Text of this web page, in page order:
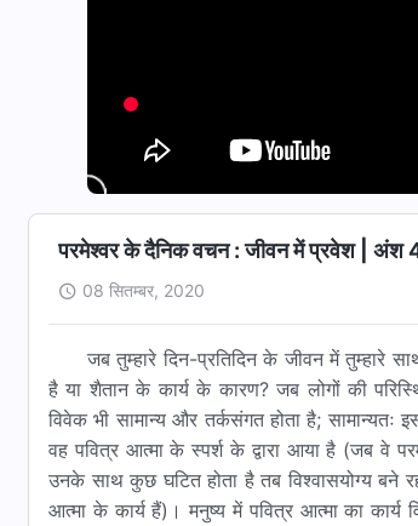
परमेश्वर के दैनिक वचन : जीवन में प्रवेश | अंश
08 सितम्बर, 2020
जब तुम्हारे दिन-प्रतिदिन के जीवन में तुम्हारे
है या शैतान के कार्य के कारण? जब लोगों की
विवेक भी सामान्य और तर्कसंगत होता है;
वह पवित्र आत्मा के स्पर्श के द्वारा आया है (जब वे
उनके साथ कुछ घटित होता है तब विश्वासयोग्य
आत्मा के कार्य हैं)। मनुष्य में पवित्र आत्मा का